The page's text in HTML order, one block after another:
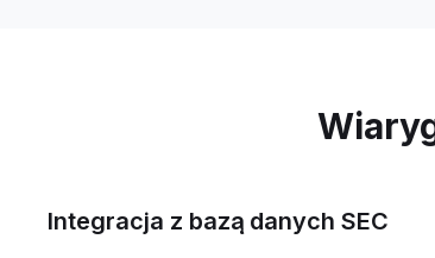
Integracja z bazą danych SEC